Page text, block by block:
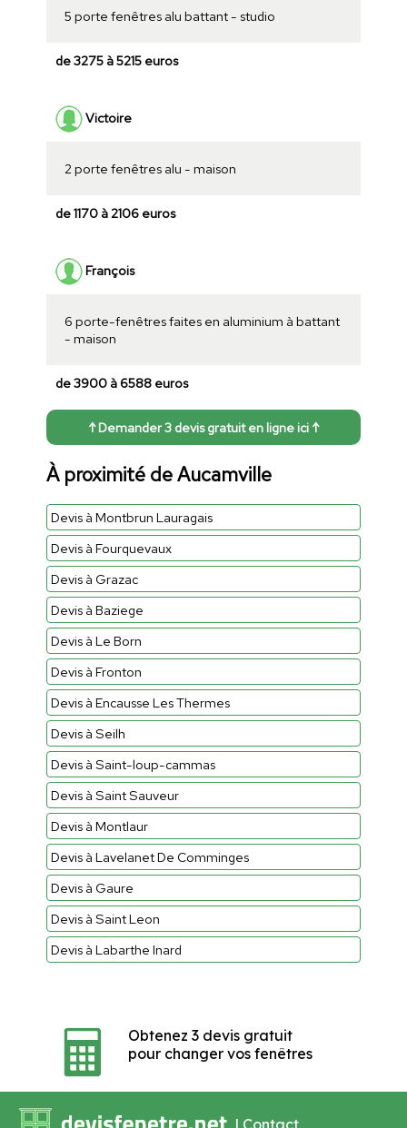
5 porte fenêtres alu battant - studio
de 3275 à 5215 euros
Victoire
2 porte fenêtres alu - maison
de 1170 à 2106 euros
François
6 porte-fenêtres faites en aluminium à battant
- maison
de 3900 à 6588 euros
↑ Demander 3 devis gratuit en ligne ici ↑
À proximité de Aucamville
Devis à Montbrun Lauragais
Devis à Fourquevaux
Devis à Grazac
Devis à Baziege
Devis à Le Born
Devis à Fronton
Devis à Encausse Les Thermes
Devis à Seilh
Devis à Saint-loup-cammas
Devis à Saint Sauveur
Devis à Montlaur
Devis à Lavelanet De Comminges
Devis à Gaure
Devis à Saint Leon
Devis à Labarthe Inard
Obtenez 3 devis gratuit
pour changer vos fenêtres
| Contact